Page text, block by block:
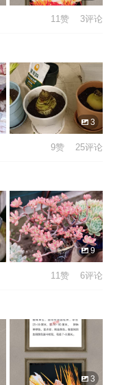
11赞 3评论
3
9赞 25评论
9
11赞 6评论
3